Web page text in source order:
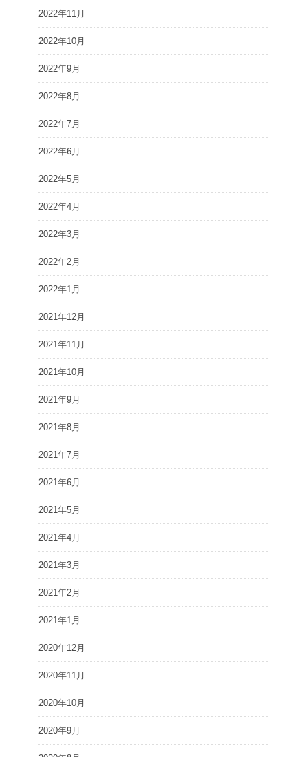
2022年11月
2022年10月
2022年9月
2022年8月
2022年7月
2022年6月
2022年5月
2022年4月
2022年3月
2022年2月
2022年1月
2021年12月
2021年11月
2021年10月
2021年9月
2021年8月
2021年7月
2021年6月
2021年5月
2021年4月
2021年3月
2021年2月
2021年1月
2020年12月
2020年11月
2020年10月
2020年9月